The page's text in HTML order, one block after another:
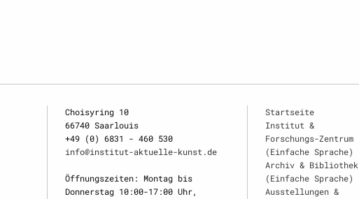
Choisyring 10
66740 Saarlouis
+49 (0) 6831 - 460 530
info@institut-aktuelle-kunst.de
Öffnungszeiten: Montag bis
Donnerstag 10:00-17:00 Uhr,
Startseite
Institut &
Forschungs-Zentrum
(Einfache Sprache)
Archiv & Bibliothek
(Einfache Sprache)
Ausstellungen &